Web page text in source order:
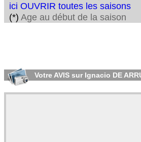
ici OUVRIR toutes les saisons
(*) Age au début de la saison
Votre AVIS sur Ignacio DE